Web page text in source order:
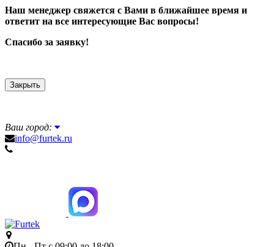
Наш менеджер свяжется с Вами в ближайшее время и
ответит на все интересующие Вас вопросы!
Спасибо за заявку!
Закрыть
Ваш город:
info@furtek.ru